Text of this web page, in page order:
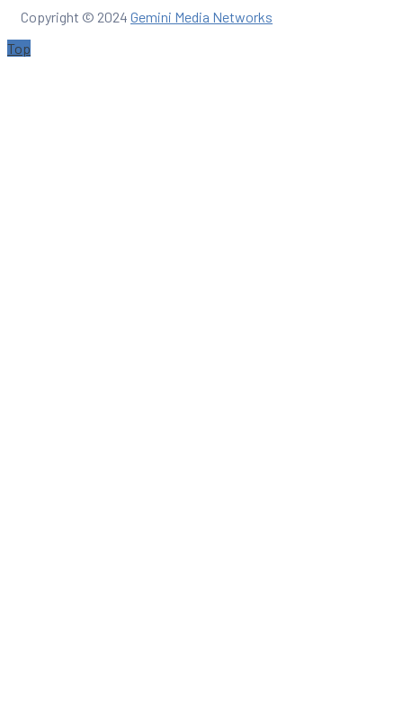
Copyright © 2024 Gemini Media Networks
Top